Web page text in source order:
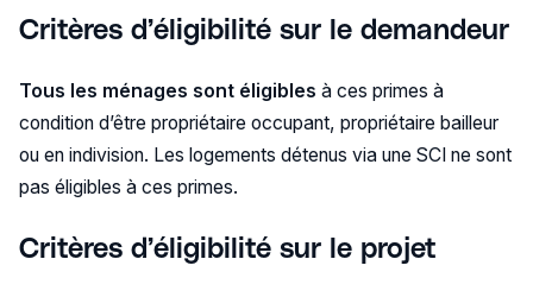
Critères d’éligibilité sur le demandeur
Tous les ménages sont éligibles à ces primes à
condition d’être propriétaire occupant, propriétaire bailleur
ou en indivision. Les logements détenus via une SCI ne sont
pas éligibles à ces primes.
Critères d’éligibilité sur le projet